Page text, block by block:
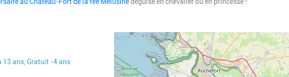
13 ans, Gratuit -4 ans
Geolocalisation